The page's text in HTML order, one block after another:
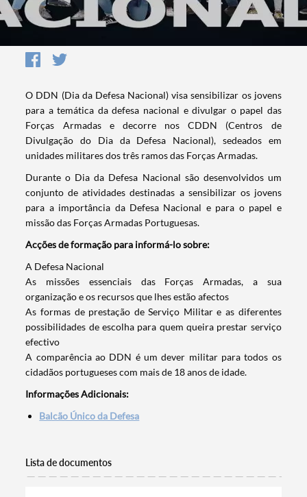
O DDN (Dia da Defesa Nacional) visa sensibilizar os jovens
para a temática da defesa nacional e divulgar o papel das
Forças Armadas e decorre nos CDDN (Centros de
Divulgação do Dia da Defesa Nacional), sedeados em
unidades militares dos três ramos das Forças Armadas.
Durante o Dia da Defesa Nacional são desenvolvidos um
conjunto de atividades destinadas a sensibilizar os jovens
para a importância da Defesa Nacional e para o papel e
missão das Forças Armadas Portuguesas.
Acções de formação para informá-lo sobre:
A Defesa Nacional
As missões essenciais das Forças Armadas, a sua
organização e os recursos que lhes estão afectos
As formas de prestação de Serviço Militar e as diferentes
possibilidades de escolha para quem queira prestar serviço
efectivo
A comparência ao DDN é um dever militar para todos os
cidadãos portugueses com mais de 18 anos de idade.
Informações Adicionais:
Balcão Único da Defesa
Lista de documentos